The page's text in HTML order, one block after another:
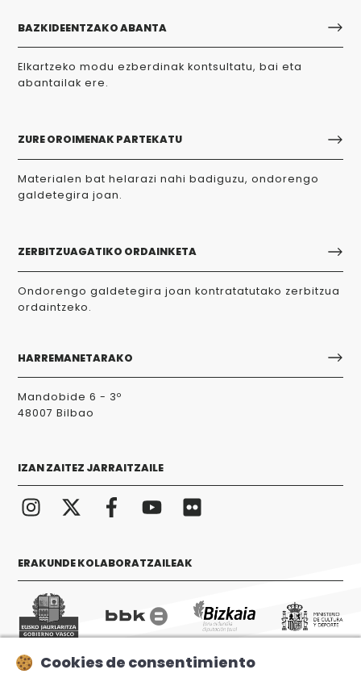
BAZKIDEENTZAKO ABANTA
Elkartzeko modu ezberdinak kontsultatu, bai eta
abantailak ere.
ZURE OROIMENAK PARTEKATU
Materialen bat helarazi nahi badiguzu, ondorengo
galdetegira joan.
ZERBITZUAGATIKO ORDAINKETA
Ondorengo galdetegira joan kontratatutako zerbitzua
ordaintzeko.
HARREMANETARAKO
Mandobide 6 - 3º
48007 Bilbao
IZAN ZAITEZ JARRAITZAILE
ERAKUNDE KOLABORATZAILEAK
Cookies de consentimiento